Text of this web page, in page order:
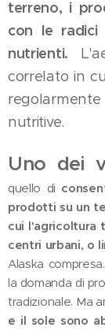
terreno, i
con le radici
nutrienti.
correlato in
nutritive.
Uno dei
quello di
prodotti su un
cui l'agricoltura
centri urbani, o
Alaska
la domanda di
tradizionale. Ma
e il sole sono